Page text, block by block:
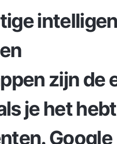
zijn de
je het
Google